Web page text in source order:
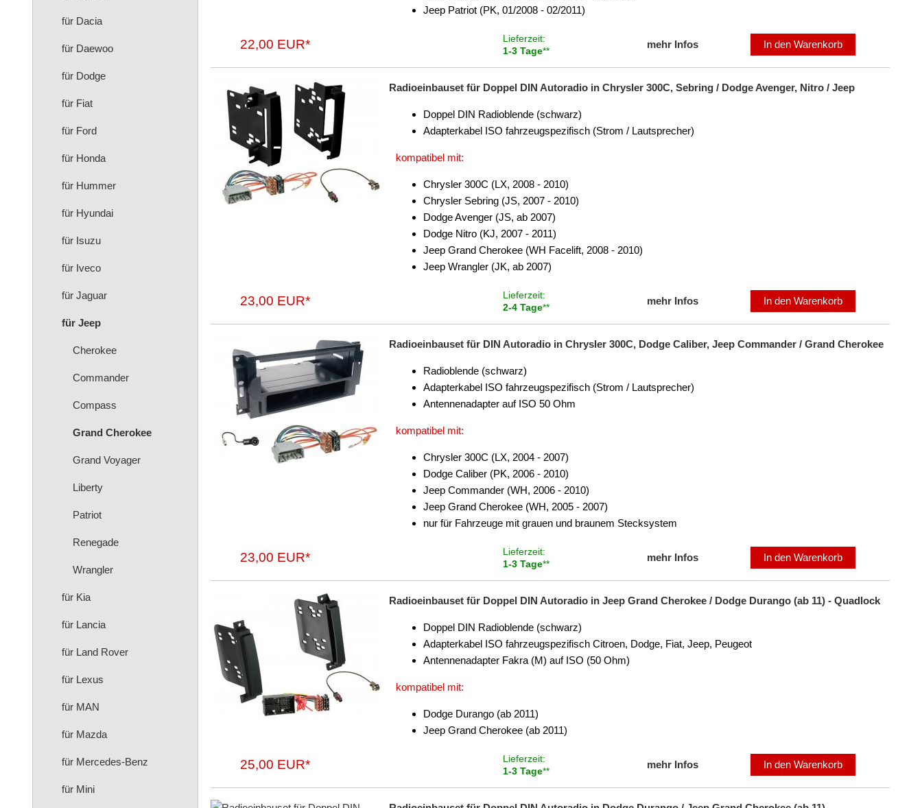
für Dacia
für Daewoo
für Dodge
für Fiat
für Ford
für Honda
für Hummer
für Hyundai
für Isuzu
für Iveco
für Jaguar
für Jeep
Cherokee
Commander
Compass
Grand Cherokee
Grand Voyager
Liberty
Patriot
Renegade
Wrangler
für Kia
für Lancia
für Land Rover
für Lexus
für MAN
für Mazda
für Mercedes-Benz
für Mini
Jeep Patriot (PK, 01/2008 - 02/2011)
22,00 EUR*
Lieferzeit:
1-3 Tage**
mehr Infos In den Warenkorb
Radioeinbauset für Doppel DIN Autoradio in Chrysler 300C, Sebring / Dodge Avenger, Nitro / Jeep
Doppel DIN Radioblende (schwarz)
Adapterkabel ISO fahrzeugspezifisch (Strom / Lautsprecher)
kompatibel mit:
Chrysler 300C (LX, 2008 - 2010)
Chrysler Sebring (JS, 2007 - 2010)
Dodge Avenger (JS, ab 2007)
Dodge Nitro (KJ, 2007 - 2011)
Jeep Grand Cherokee (WH Facelift, 2008 - 2010)
Jeep Wrangler (JK, ab 2007)
23,00 EUR*
Lieferzeit:
2-4 Tage**
mehr Infos In den Warenkorb
Radioeinbauset für DIN Autoradio in Chrysler 300C, Dodge Caliber, Jeep Commander / Grand Cherokee
Radioblende (schwarz)
Adapterkabel ISO fahrzeugspezifisch (Strom / Lautsprecher)
Antennenadapter auf ISO 50 Ohm
kompatibel mit:
Chrysler 300C (LX, 2004 - 2007)
Dodge Caliber (PK, 2006 - 2010)
Jeep Commander (WH, 2006 - 2010)
Jeep Grand Cherokee (WH, 2005 - 2007)
nur für Fahrzeuge mit grauen und braunem Stecksystem
23,00 EUR*
Lieferzeit:
1-3 Tage**
mehr Infos In den Warenkorb
Radioeinbauset für Doppel DIN Autoradio in Jeep Grand Cherokee / Dodge Durango (ab 11) - Quadlock
Doppel DIN Radioblende (schwarz)
Adapterkabel ISO fahrzeugspezifisch Citroen, Dodge, Fiat, Jeep, Peugeot
Antennenadapter Fakra (M) auf ISO (50 Ohm)
kompatibel mit:
Dodge Durango (ab 2011)
Jeep Grand Cherokee (ab 2011)
25,00 EUR*
Lieferzeit:
1-3 Tage**
mehr Infos In den Warenkorb